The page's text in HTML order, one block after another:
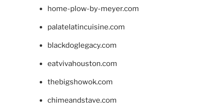
home-plow-by-meyer.com
palatelatincuisine.com
blackdoglegacy.com
eatvivahouston.com
thebigshowok.com
chimeandstave.com